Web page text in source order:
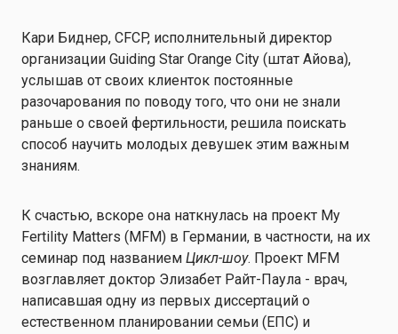
Кари Биднер, CFCP, исполнительный директор
организации Guiding Star Orange City (штат Айова),
услышав от своих клиенток постоянные
разочарования по поводу того, что они не знали
раньше о своей фертильности, решила поискать
способ научить молодых девушек этим важным
знаниям.
К счастью, вскоре она наткнулась на проект My
Fertility Matters (MFM) в Германии, в частности, на их
семинар под названием Цикл-шоу. Проект MFM
возглавляет доктор Элизабет Райт-Паула - врач,
написавшая одну из первых диссертаций о
естественном планировании семьи (ЕПС) и